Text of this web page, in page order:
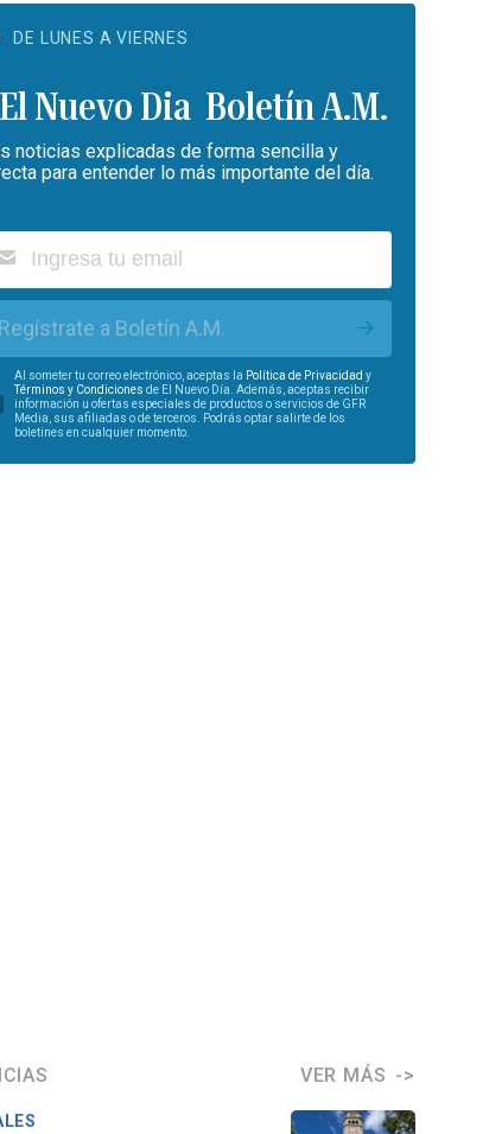
DE LUNES A VIERNES
Boletín A.M.
noticias explicadas de forma sencilla y
para entender lo más importante del día.
Regístrate a Boletín A.M.
Al someter tu correo electrónico, aceptas la Política de Privacidad y
Términos y Condiciones de El Nuevo Día. Además, aceptas recibir
información u ofertas especiales de productos o servicios de GFR
Media, sus afiliadas o de terceros. Podrás optar salirte de los
boletines en cualquier momento.
VER MÁS